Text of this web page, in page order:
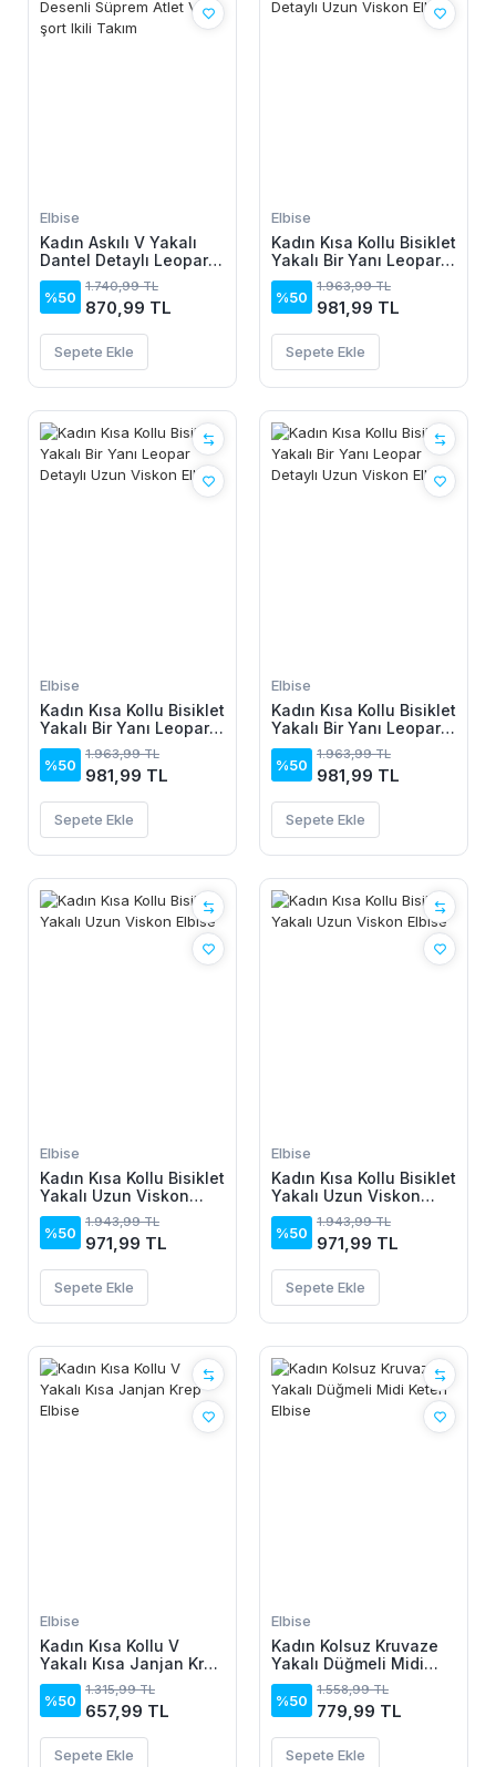
Elbise
Kadın Askılı V Yakalı
Dantel Detaylı Leopar
Desenli Süprem Atlet
Ve şort Ikili Takım
%50
1.740,99 TL
870,99 TL
Sepete Ekle
Elbise
Kadın Kısa Kollu Bisiklet
Yakalı Bir Yanı Leopar
Detaylı Uzun Viskon
Elbise
%50
1.963,99 TL
981,99 TL
Sepete Ekle
Elbise
Kadın Kısa Kollu Bisiklet
Yakalı Bir Yanı Leopar
Detaylı Uzun Viskon
Elbise
%50
1.963,99 TL
981,99 TL
Sepete Ekle
Elbise
Kadın Kısa Kollu Bisiklet
Yakalı Bir Yanı Leopar
Detaylı Uzun Viskon
Elbise
%50
1.963,99 TL
981,99 TL
Sepete Ekle
Elbise
Kadın Kısa Kollu Bisiklet
Yakalı Uzun Viskon
Elbise
%50
1.943,99 TL
971,99 TL
Sepete Ekle
Elbise
Kadın Kısa Kollu Bisiklet
Yakalı Uzun Viskon
Elbise
%50
1.943,99 TL
971,99 TL
Sepete Ekle
Elbise
Kadın Kısa Kollu V
Yakalı Kısa Janjan Krep
Elbise
%50
1.315,99 TL
657,99 TL
Sepete Ekle
Elbise
Kadın Kolsuz Kruvaze
Yakalı Düğmeli Midi
Keten Elbise
%50
1.558,99 TL
779,99 TL
Sepete Ekle